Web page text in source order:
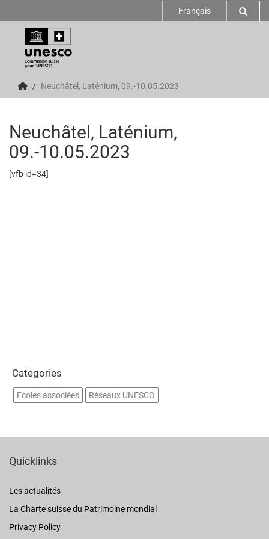
Français
Neuchâtel, Laténium, 09.-10.05.2023
Neuchâtel, Laténium,
09.-10.05.2023
[vfb id=34]
Categories
Ecoles associées Réseaux UNESCO
Quicklinks
Les actualités
La Charte suisse du Patrimoine mondial
Privacy Policy